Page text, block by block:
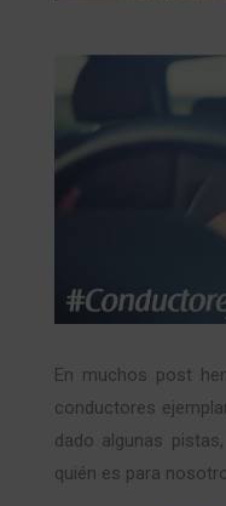
En muchos post
conductores
dado algunas
quién es para